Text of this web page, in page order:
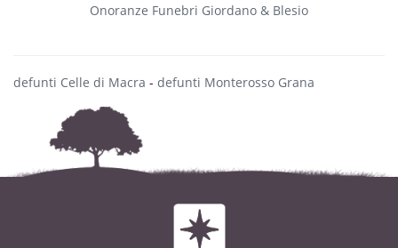
Onoranze Funebri Giordano & Blesio
defunti Celle di Macra - defunti Monterosso Grana